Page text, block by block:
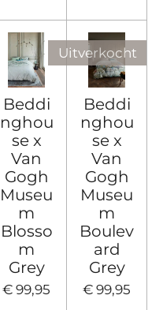
Beddi
nghou
se x
Van
Gogh
Museu
m
Blosso
m
Grey
€ 99,95
Uitverkocht
Beddi
nghou
se x
Van
Gogh
Museu
m
Boulev
ard
Grey
€ 99,95